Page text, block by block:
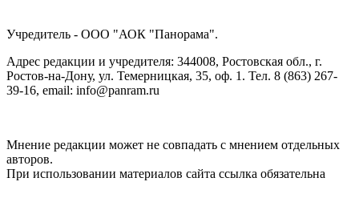
Учредитель - ООО "АОК "Панорама".
Адрес редакции и учредителя: 344008, Ростовская обл., г.
Ростов-на-Дону, ул. Темерницкая, 35, оф. 1. Тел. 8 (863) 267-
39-16, email: info@panram.ru
Мнение редакции может не совпадать с мнением отдельных
авторов.
При использовании материалов сайта ссылка обязательна